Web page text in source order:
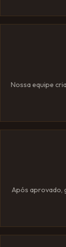
Nossa equipe
Após aprovado,